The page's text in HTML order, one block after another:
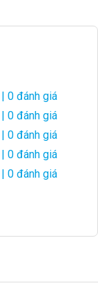
| 0 đánh giá
| 0 đánh giá
| 0 đánh giá
| 0 đánh giá
| 0 đánh giá